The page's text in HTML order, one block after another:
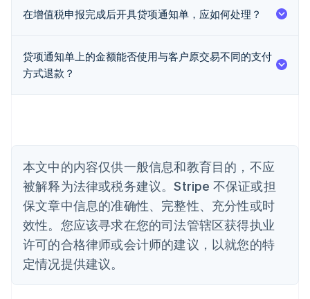
在增值税申报完成后开具贷项通知单，应如何处理？
贷项通知单上的金额能否使用与客户原交易不同的支付
方式退款？
本文中的内容仅供一般信息和教育目的，不应
被解释为法律或税务建议。Stripe 不保证或担
保文章中信息的准确性、完整性、充分性或时
效性。您应该寻求在您的司法管辖区获得执业
许可的合格律师或会计师的建议，以就您的特
定情况提供建议。
奥地利
English
巴西
保加利亚
English
丹麦
English
德国
DeutschEnglish
法国
FrançaisEnglish
芬兰
EnglishSvenska